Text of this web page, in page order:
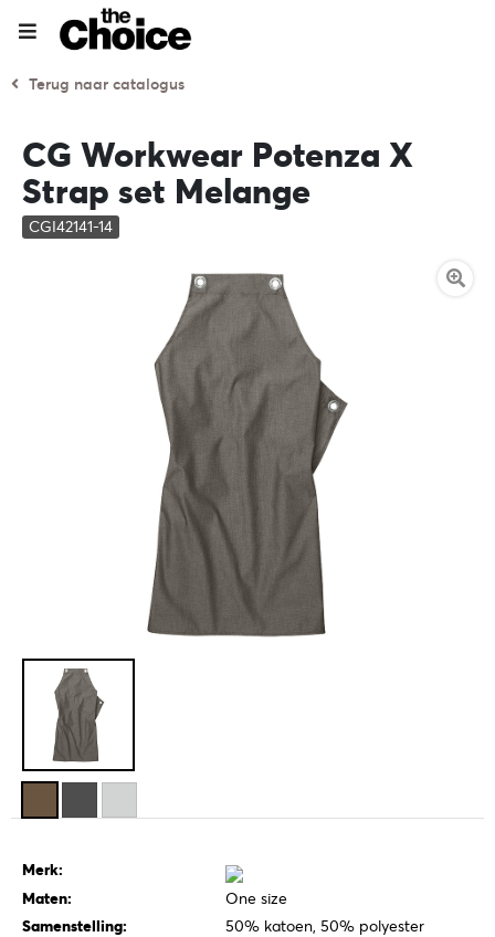
Terug naar catalogus
CG Workwear Potenza X
Strap set Melange
CGI42141-14
Merk:
Maten:
One size
Samenstelling:
50% katoen, 50% polyester